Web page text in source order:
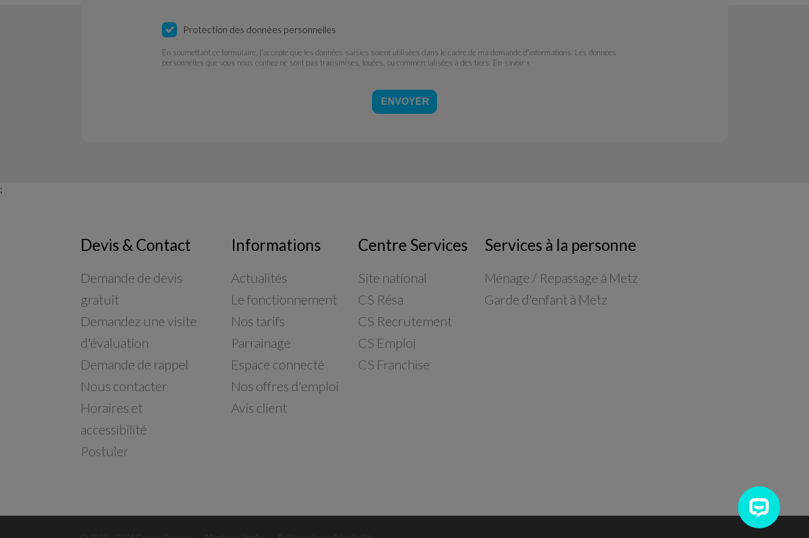
Protection des données personnelles
En soumettant ce formulaire, j'accepte que les données saisies soient utilisées dans le cadre de ma demande d'informations. Les données
personnelles que vous nous confiez ne sont pas transmises, louées, ou commercialisées à des tiers. En savoir +
;
Devis & Contact
Demande de devis
gratuit
Demandez une visite
d'évaluation
Demande de rappel
Nous contacter
Horaires et
accessibilité
Postuler
Informations
Actualités
Le fonctionnement
Nos tarifs
Parrainage
Espace connecté
Nos offres d'emploi
Avis client
Centre Services
Site national
CS Résa
CS Recrutement
CS Emploi
CS Franchise
Services à la personne
Ménage / Repassage à Metz
Garde d'enfant à Metz